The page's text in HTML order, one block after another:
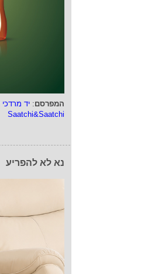
המפרסם: יד מרדכי
Saatchi&Saatchi
נא לא להפריע